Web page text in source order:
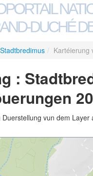
DUCHÉ
Stadtbredimus / Kartéierung
:
Duerstellung vun dem